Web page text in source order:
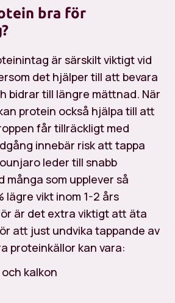
bra för
är särskilt viktigt vid
det hjälper till att bevara
bidrar till längre mättnad. När
protein också hjälpa till att
får tillräckligt med
innebär risk att tappa
leder till snabb
många som upplever så
lägre vikt inom 1-2 års
är det extra viktigt att äta
att just undvika tappande av
proteinkällor kan vara:
kalkon